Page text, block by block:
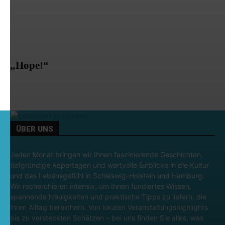
„Hope!“
ÜBER UNS
Jeden Monat bringen wir Ihnen faszinierende Geschichten,
tiefgründige Reportagen und wertvolle Einblicke in die Kultur
und das Lebensgefühl in Schleswig-Holstein und Hamburg.
Wir recherchieren intensiv, um Ihnen fundiertes Wissen,
spannende Neuigkeiten und praktische Tipps zu liefern, die
Ihren Alltag bereichern. Von lokalen Veranstaltungshighlights
bis zu versteckten Schätzen – bei uns finden Sie alles, was